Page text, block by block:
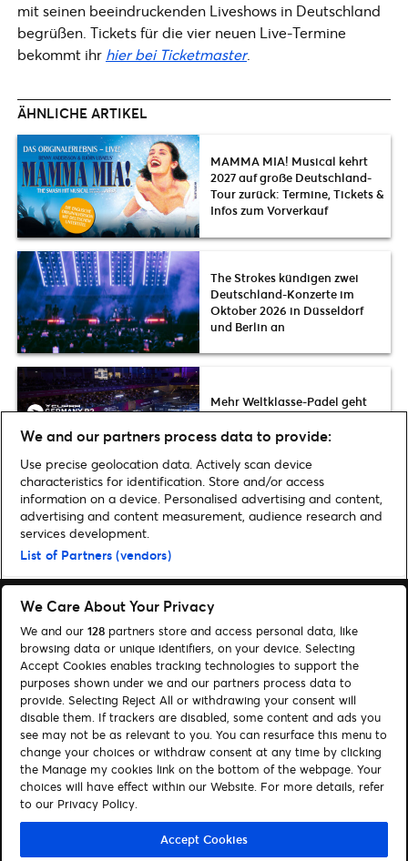
mit seinen beeindruckenden Liveshows in Deutschland
begrüßen. Tickets für die vier neuen Live-Termine
bekommt ihr hier bei Ticketmaster.
ÄHNLICHE ARTIKEL
MAMMA MIA! Musical kehrt
2027 auf große Deutschland-
Tour zurück: Termine, Tickets &
Infos zum Vorverkauf
The Strokes kündigen zwei
Deutschland-Konzerte im
Oktober 2026 in Düsseldorf
und Berlin an
Mehr Weltklasse-Padel geht
Premier Padel P2
Home»Musik»Woodkid verlegt Deutschland-Termine auf Oktober 2021
Suchen
Cookie-Einwilligungstool
Autor*innen
Kontakt
Impressum
Tickets
Folge uns:
Visit Facebook (opens in a new window)
Visit Twitter (opens in a new window)
Visit Instagram (opens in a new window)
Visit Youtube (opens in a new window)
Visit Tiktok (opens in a new
Visit Xing (opens in a new
We and our partners process data to provide:
Use precise geolocation data. Actively scan device
characteristics for identification. Store and/or access
information on a device. Personalised advertising and content,
advertising and content measurement, audience research and
services development.
List of Partners (vendors)
We Care About Your Privacy
We and our 128 partners store and access personal data, like
browsing data or unique identifiers, on your device. Selecting
Accept Cookies enables tracking technologies to support the
purposes shown under we and our partners process data to
provide. Selecting Reject All or withdrawing your consent will
disable them. If trackers are disabled, some content and ads you
see may not be as relevant to you. You can resurface this menu to
change your choices or withdraw consent at any time by clicking
the Manage my cookies link on the bottom of the webpage. Your
choices will have effect within our Website. For more details, refer
to our Privacy Policy.
Accept Cookies